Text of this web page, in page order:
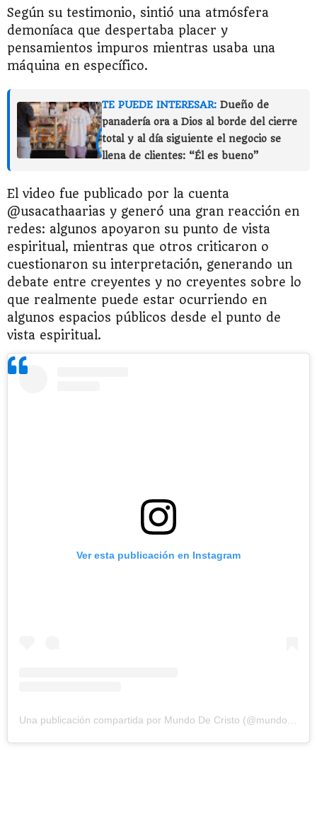
Según su testimonio, sintió una atmósfera
demoníaca que despertaba placer y
pensamientos impuros mientras usaba una
máquina en específico.
TE PUEDE INTERESAR: Dueño de
panadería ora a Dios al borde del cierre
total y al día siguiente el negocio se
llena de clientes: “Él es bueno”
El video fue publicado por la cuenta
@usacathaarias y generó una gran reacción en
redes: algunos apoyaron su punto de vista
espiritual, mientras que otros criticaron o
cuestionaron su interpretación, generando un
debate entre creyentes y no creyentes sobre lo
que realmente puede estar ocurriendo en
algunos espacios públicos desde el punto de
vista espiritual.
Ver esta publicación en Instagram